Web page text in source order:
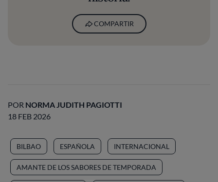
COMPARTIR
POR NORMA JUDITH PAGIOTTI
18 FEB 2026
BILBAO ESPAÑOLA INTERNACIONAL
AMANTE DE LOS SABORES DE TEMPORADA